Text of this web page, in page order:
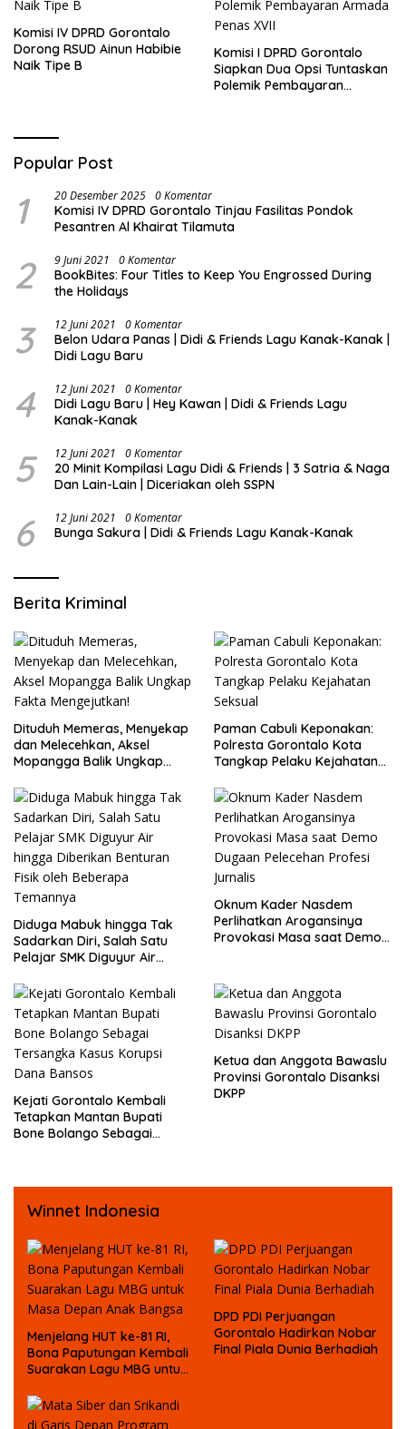
Komisi IV DPRD Gorontalo
Dorong RSUD Ainun Habibie
Naik Tipe B
Komisi I DPRD Gorontalo
Siapkan Dua Opsi Tuntaskan
Polemik Pembayaran
Popular Post
1 20 Desember 2025 0 Komentar
Komisi IV DPRD Gorontalo Tinjau Fasilitas Pondok
Pesantren Al Khairat Tilamuta
2 9 Juni 2021 0 Komentar
BookBites: Four Titles to Keep You Engrossed During
the Holidays
3 12 Juni 2021 0 Komentar
Belon Udara Panas | Didi & Friends Lagu Kanak-Kanak |
Didi Lagu Baru
4 12 Juni 2021 0 Komentar
Didi Lagu Baru | Hey Kawan | Didi & Friends Lagu
Kanak-Kanak
5 12 Juni 2021 0 Komentar
20 Minit Kompilasi Lagu Didi & Friends | 3 Satria & Naga
Dan Lain-Lain | Diceriakan oleh SSPN
6 12 Juni 2021 0 Komentar
Bunga Sakura | Didi & Friends Lagu Kanak-Kanak
Berita Kriminal
Dituduh Memeras, Menyekap
dan Melecehkan, Aksel
Mopangga Balik Ungkap
Paman Cabuli Keponakan:
Polresta Gorontalo Kota
Tangkap Pelaku Kejahatan
Diduga Mabuk hingga Tak
Sadarkan Diri, Salah Satu
Pelajar SMK Diguyur Air
Fisik oleh Beberapa
Temannya
Oknum Kader Nasdem
Perlihatkan Arogansinya
Provokasi Masa saat Demo
Kejati Gorontalo Kembali
Tetapkan Mantan Bupati
Bone Bolango Sebagai
Ketua dan Anggota Bawaslu
Provinsi Gorontalo Disanksi
DKPP
Winnet Indonesia
Menjelang HUT ke-81 RI,
Bona Paputungan Kembali
Suarakan Lagu MBG untuk
DPD PDI Perjuangan
Gorontalo Hadirkan Nobar
Final Piala Dunia Berhadiah